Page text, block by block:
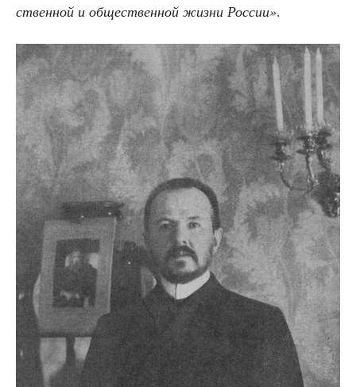
ствен­ной и обще­ствен­ной жиз­ни Рос­сии».